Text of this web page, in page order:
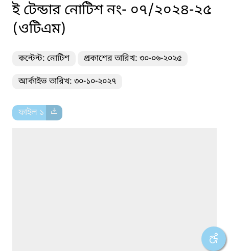
ই টেন্ডার নোটিশ নং- ০৭/২০২৪-২৫
(ওটিএম)
কন্টেন্ট: নোটিশ প্রকাশের তারিখ: ৩০-০৬-২০২৫
আর্কাইভ তারিখ: ৩০-১০-২০২৭
ফাইল ১